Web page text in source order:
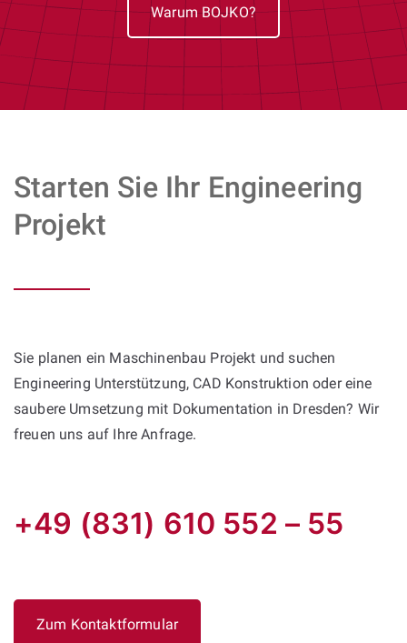
Warum BOJKO?
Starten Sie Ihr Engineering
Projekt
Sie planen ein Maschinenbau Projekt und suchen
Engineering Unterstützung, CAD Konstruktion oder eine
saubere Umsetzung mit Dokumentation in Dresden? Wir
freuen uns auf Ihre Anfrage.
+49 (831) 610 552 – 55
Zum Kontaktformular